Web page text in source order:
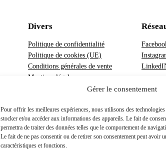
Gérer le consentement
Pour offrir les meilleures expériences, nous utilisons des
stocker et/ou accéder aux informations des appareils. Le fait de
permettra de traiter des données telles que le comportement de
Le fait de ne pas consentir ou de retirer son consentement peut avoir
caractéristiques et fonctions.
Divers
Politique de confidentialité
Politique de cookies (UE)
Conditions générales de vente
Mentions légales